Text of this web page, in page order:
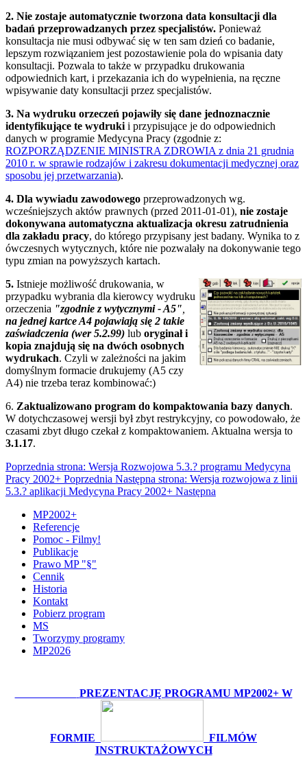
2. Nie zostaje automatycznie tworzona data konsultacji dla
badań przeprowadzanych przez specjalistów. Ponieważ
konsultacja nie musi odbywać się w ten sam dzień co badanie,
lepszym rozwiązaniem jest pozostawienie pola do wpisania daty
konsultacji. Pozwala to także w przypadku drukowania
odpowiednich kart, i przekazania ich do wypełnienia, na ręczne
wpisywanie daty konsultacji przez specjalistów.
3. Na wydruku orzeczeń pojawiły się dane jednoznacznie
identyfikujące te wydruki i przypisujące je do odpowiednich
danych w programie Medycyna Pracy (zgodnie z:
ROZPORZĄDZENIE MINISTRA ZDROWIA z dnia 21 grudnia
2010 r. w sprawie rodzajów i zakresu dokumentacji medycznej oraz
sposobu jej przetwarzania).
4. Dla wywiadu zawodowego przeprowadzonych wg.
wcześniejszych aktów prawnych (przed 2011-01-01), nie zostaje
dokonywana automatyczna aktualizacja okresu zatrudnienia
dla zakładu pracy, do którego przypisany jest badany. Wynika to z
ówczesnych wytycznych, które nie pozwalały na dokonywanie tego
typu zmian na powyższych kartach.
5. Istnieje możliwość drukowania, w
przypadku wybrania dla kierowcy wydruku
orzeczenia "zgodnie z wytycznymi - A5"
na jednej kartce A4 pojawiają się 2 takie
zaświadczenia (wer 5.2.99) lub oryginał i
kopia znajdują się na dwóch osobnych
wydrukach. Czyli w zależności na jakim
domyślnym formacie drukujemy (A5 czy
A4) nie trzeba teraz kombinować:)
6. Zaktualizowano program do kompaktowania bazy danych.
W dotychczasowej wersji był zbyt restrykcyjny, co powodowało, że
czasami zbyt długo czekał z kompaktowaniem. Aktualna wersja to
3.1.17.
Poprzednia strona: Wersja Rozwojowa 5.3.? programu Medycyna
Pracy 2002+ Poprzednia Następna strona: Wersja rozwojowa z linii
5.3.? aplikacji Medycyna Pracy 2002+ Następna
MP2002+
Referencje
Pomoc - Filmy!
Publikacje
Prawo MP "§"
Cennik
Historia
Kontakt
Pobierz program
MS
Tworzymy programy
MP2026
PREZENTACJĘ PROGRAMU MP2002+ W
FORMIE
FILMÓW
INSTRUKTAŻOWYCH